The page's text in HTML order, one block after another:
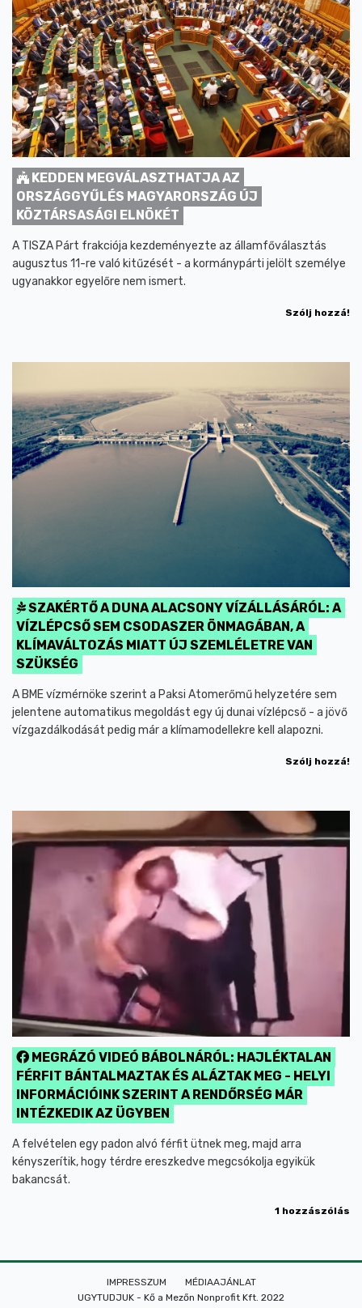
KEDDEN MEGVÁLASZTHATJA AZ
ORSZÁGGYŰLÉS MAGYARORSZÁG ÚJ
KÖZTÁRSASÁGI ELNÖKÉT
A TISZA Párt frakciója kezdeményezte az államfőválasztás
augusztus 11-re való kitűzését - a kormánypárti jelölt személye
ugyanakkor egyelőre nem ismert.
Szólj hozzá!
SZAKÉRTŐ A DUNA ALACSONY VÍZÁLLÁSÁRÓL: A
VÍZLÉPCSŐ SEM CSODASZER ÖNMAGÁBAN, A
KLÍMAVÁLTOZÁS MIATT ÚJ SZEMLÉLETRE VAN
SZÜKSÉG
A BME vízmérnöke szerint a Paksi Atomerőmű helyzetére sem
jelentene automatikus megoldást egy új dunai vízlépcső - a jövő
vízgazdálkodását pedig már a klímamodellekre kell alapozni.
Szólj hozzá!
MEGRÁZÓ VIDEÓ BÁBOLNÁRÓL: HAJLÉKTALAN
FÉRFIT BÁNTALMAZTAK ÉS ALÁZTAK MEG - HELYI
INFORMÁCIÓINK SZERINT A RENDŐRSÉG MÁR
INTÉZKEDIK AZ ÜGYBEN
A felvételen egy padon alvó férfit ütnek meg, majd arra
kényszerítik, hogy térdre ereszkedve megcsókolja egyikük
bakancsát.
1 hozzászólás
IMPRESSZUM
MÉDIAAJÁNLAT
UGYTUDJUK - Kő a Mezőn Nonprofit Kft. 2022